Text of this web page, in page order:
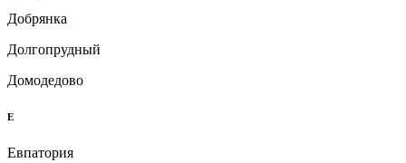
Добрянка
Долгопрудный
Домодедово
Е
Евпатория